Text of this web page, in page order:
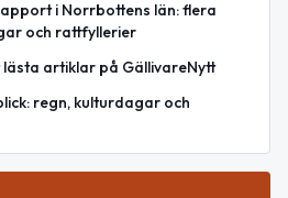
i Norrbottens län: flera
och rattfyllerier
lästa artiklar på GällivareNytt
regn, kulturdagar och